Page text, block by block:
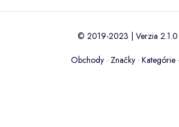
© 2019-2023 | Verzia 2.1.0
Obchody · Značky · Kategórie ·